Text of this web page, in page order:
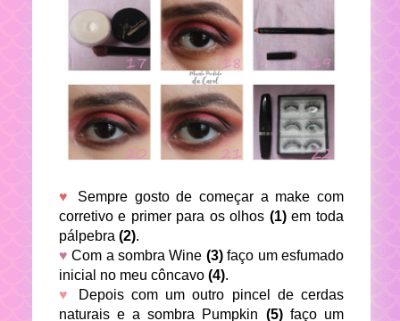
♥ Sempre gosto de começar a make com
corretivo e primer para os olhos (1)em toda
pálpebra (2).
♥ Com a sombra Wine (3)faço um esfumado
inicial no meu côncavo (4).
♥
Depois com um outro pincel de cerdas
naturais e a sombra Pumpkin (5)faço um